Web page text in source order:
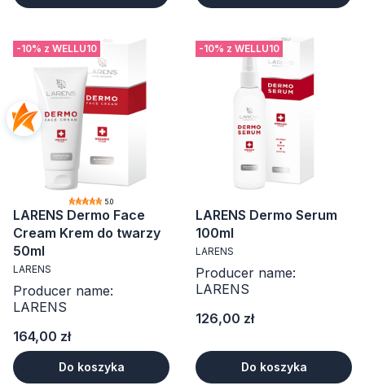
-10% z WELLU10
5.0
LARENS Dermo Face
Cream Krem do twarzy
50ml
LARENS
Producer name:
LARENS
Cena
164,00 zł
Do koszyka
-10% z WELLU10
LARENS Dermo Serum
100ml
LARENS
Producer name:
LARENS
Cena
126,00 zł
Do koszyka